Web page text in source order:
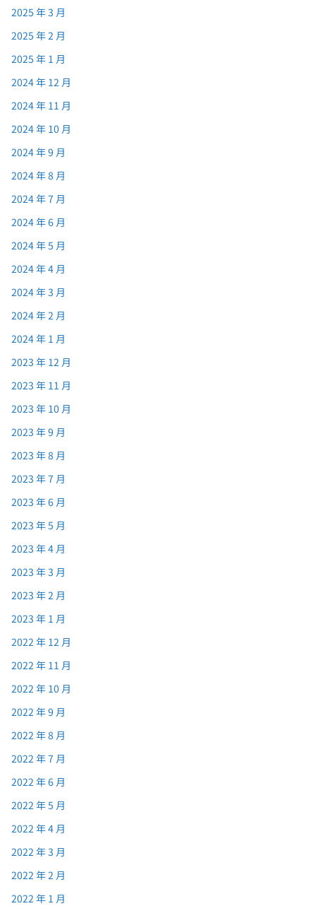
2025 年 3 月
2025 年 2 月
2025 年 1 月
2024 年 12 月
2024 年 11 月
2024 年 10 月
2024 年 9 月
2024 年 8 月
2024 年 7 月
2024 年 6 月
2024 年 5 月
2024 年 4 月
2024 年 3 月
2024 年 2 月
2024 年 1 月
2023 年 12 月
2023 年 11 月
2023 年 10 月
2023 年 9 月
2023 年 8 月
2023 年 7 月
2023 年 6 月
2023 年 5 月
2023 年 4 月
2023 年 3 月
2023 年 2 月
2023 年 1 月
2022 年 12 月
2022 年 11 月
2022 年 10 月
2022 年 9 月
2022 年 8 月
2022 年 7 月
2022 年 6 月
2022 年 5 月
2022 年 4 月
2022 年 3 月
2022 年 2 月
2022 年 1 月